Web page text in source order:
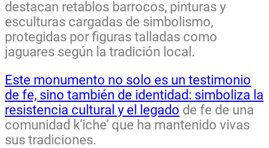
destacan retablos barrocos, pinturas y
esculturas cargadas de simbolismo,
protegidas por figuras talladas como
jaguares según la tradición local.
Este monumento no solo es un testimonio
de fe, sino también de identidad: simboliza la
resistencia cultural y el legado de fe de una
comunidad k’iche’ que ha mantenido vivas
sus tradiciones.